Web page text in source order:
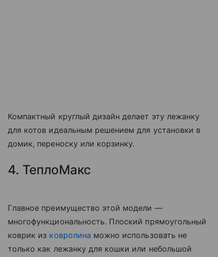
Компактный круглый дизайн делает эту лежанку
для котов идеальным решением для установки в
домик, переноску или корзинку.
4. ТеплоМакс
Главное преимущество этой модели —
многофункциональность. Плоский прямоугольный
коврик из ковролина можно использовать не
только как лежанку для кошки или небольшой